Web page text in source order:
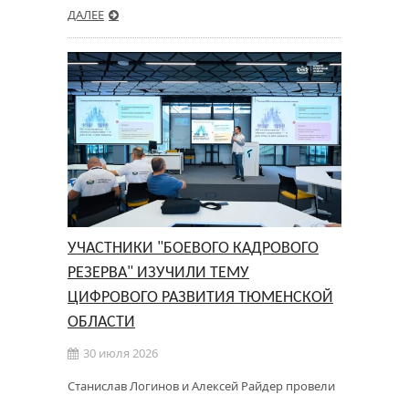
ДАЛЕЕ
УЧАСТНИКИ "БОЕВОГО КАДРОВОГО
РЕЗЕРВА" ИЗУЧИЛИ ТЕМУ
ЦИФРОВОГО РАЗВИТИЯ ТЮМЕНСКОЙ
ОБЛАСТИ
30 июля 2026
Станислав Логинов и Алексей Райдер провели